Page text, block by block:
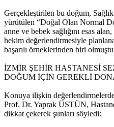
Gerçekleştirilen bu doğum, Sağlık
yürütülen “Doğal Olan Normal
anne ve bebek sağlığını esas
hekim değerlendirmesiyle
başarılı örneklerinden biri
İZMİR ŞEHİR HASTANESİ
DOĞUM İÇİN GEREKLİ
Konuya ilişkin
Prof. Dr. Yaprak ÜSTÜN,
dikkat çekerek şunları söyledi: